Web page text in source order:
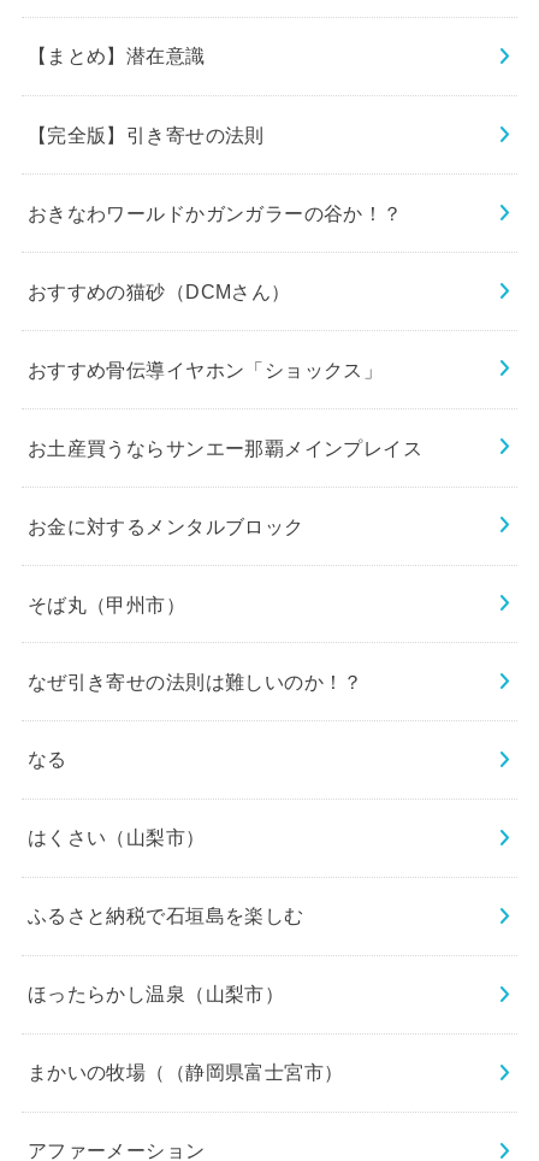
【まとめ】潜在意識
【完全版】引き寄せの法則
おきなわワールドかガンガラーの谷か！？
おすすめの猫砂（DCMさん）
おすすめ骨伝導イヤホン「ショックス」
お土産買うならサンエー那覇メインプレイス
お金に対するメンタルブロック
そば丸（甲州市）
なぜ引き寄せの法則は難しいのか！？
なる
はくさい（山梨市）
ふるさと納税で石垣島を楽しむ
ほったらかし温泉（山梨市）
まかいの牧場（（静岡県富士宮市）
アファーメーション